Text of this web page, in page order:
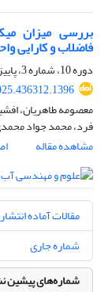
بررسی میزان
فاضلاب و کارایی
دوره 10، شماره 3، پاییز 1404، صفحه
معصومه طاهریان،
فرد، محمد جواد
مشاهده مقاله
مقالات آماده انتشار
شماره جاری
شماره‌های پیشین